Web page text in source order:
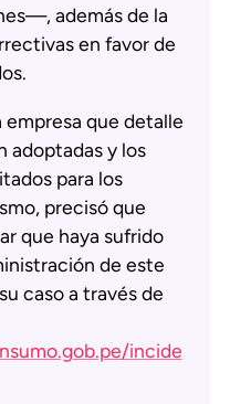
además de la
en favor de
que detalle
adoptadas y los
para los
precisó que
que haya sufrido
de este
caso a través de
incide